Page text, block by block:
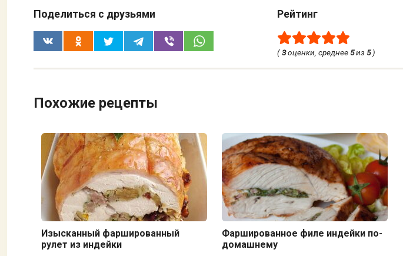
Поделиться с друзьями Рейтинг
(3оценки, среднее5из5)
Похожие рецепты
Изысканный фаршированный
рулет из индейки
Фаршированное филе индейки по-
домашнему